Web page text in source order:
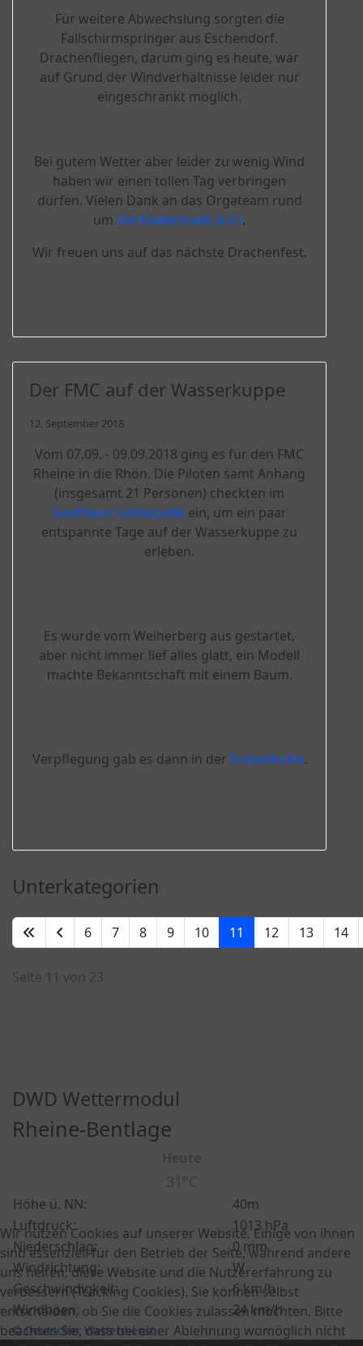
Für weitere Abwechslung sorgten die
Fallschirmspringer aus Eschendorf.
Drachenfliegen, darum ging es heute, war
auf Grund der Windverhältnisse leider nur
eingeschränkt möglich.
Bei gutem Wetter aber leider zu wenig Wind
haben wir einen tollen Tag verbringen
dürfen. Vielen Dank an das Orgateam rund
um die Kinderstadt (e.V.).
Wir freuen uns auf das nächste Drachenfest.
Der FMC auf der Wasserkuppe
12. September 2018
Vom 07.09. - 09.09.2018 ging es für den FMC
Rheine in die Rhön. Die Piloten samt Anhang
(insgesamt 21 Personen) checkten im
Gasthaus Fuldaquelleein, um ein paar
entspannte Tage auf der Wasserkuppe zu
erleben.
Es wurde vom Weiherberg aus gestartet,
aber nicht immer lief alles glatt, ein Modell
machte Bekanntschaft mit einem Baum.
Verpflegung gab es dann in der Enzianhütte.
Unterkategorien
6 7 8 9 10 11 12 13 14
Seite 11 von 23
DWD Wettermodul
Rheine-Bentlage
31°C
Höhe ü. NN:
40m
Luftdruck:
1013 hPa
Niederschlag:
0 mm
Windrichtung:
W
Geschwindigkeit:
6 km/h
Windböen:
24 km/h
© Deutscher Wetterdienst
Wir nutzen Cookies auf unserer Website. Einige von ihnen
sind essenziell für den Betrieb der Seite, während andere
uns helfen, diese Website und die Nutzererfahrung zu
verbessern (Tracking Cookies). Sie können selbst
entscheiden, ob Sie die Cookies zulassen möchten. Bitte
beachten Sie, dass bei einer Ablehnung womöglich nicht